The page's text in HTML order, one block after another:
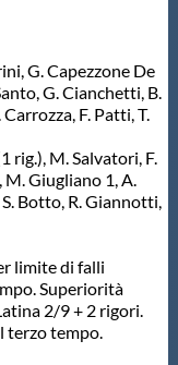
G. Capezzone De
G. Cianchetti, B.
F. Patti, T.
rig.), M. Salvatori, F.
Giugliano 1, A.
Botto, R. Giannotti,
limite di falli
Superiorità
2/9 + 2 rigori.
terzo tempo.